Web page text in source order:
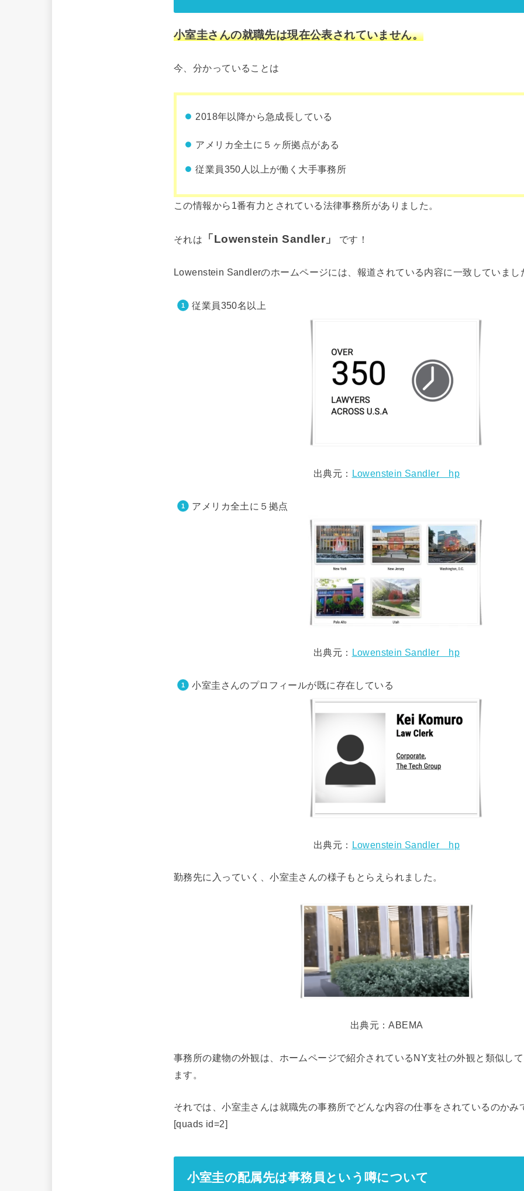
小室圭さんの就職先は現在公表されていません。
今、分かっていることは
2018年以降から急成長している
アメリカ全土に５ヶ所拠点がある
従業員350人以上が働く大手事務所
この情報から1番有力とされている法律事務所がありました。
それは 「Lowenstein Sandler」 です！
Lowenstein Sandlerのホームページには、報道されている内容に一致していまし
従業員350名以上
出典元： Lowenstein Sandler hp
アメリカ全土に５拠点
出典元： Lowenstein Sandler hp
小室圭さんのプロフィールが既に存在している
出典元： Lowenstein Sandler hp
勤務先に入っていく、小室圭さんの様子もとらえられました。
出典元：ABEMA
事務所の建物の外観は、ホームページで紹介されているNY支社の外観と類似し
ます。
それでは、小室圭さんは就職先の事務所でどんな内容の仕事をされているのかみ
[quads id=2]
小室圭の配属先は事務員という噂について